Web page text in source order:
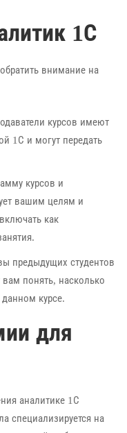
1С
внимание на
курсов имеют
1С и могут передать
курсов и
вашим целям и
как
предыдущих студентов
понять, насколько
курсе.
для
аналитике 1С
специализируется на